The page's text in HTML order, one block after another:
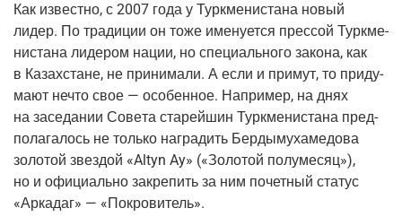
Как извест­но, с 2007 года у Турк­ме­ни­ста­на новый
лидер. По тра­ди­ции он тоже име­ну­ет­ся прес­сой Турк­ме­
ни­ста­на лиде­ром нации, но спе­ци­аль­но­го зако­на, как
в Казах­стане, не при­ни­ма­ли. А если и при­мут, то при­ду­
ма­ют нечто свое — осо­бен­ное. Напри­мер, на днях
на засе­да­нии Сове­та ста­рей­шин Турк­ме­ни­ста­на пред­
по­ла­га­лось не толь­ко награ­дить Бер­ды­му­ха­ме­до­ва
золо­той звез­дой «Altyn Ay» («Золо­той полу­ме­сяц»),
но и офи­ци­аль­но закре­пить за ним почет­ный ста­тус
«Арка­даг» — «Покро­ви­тель».